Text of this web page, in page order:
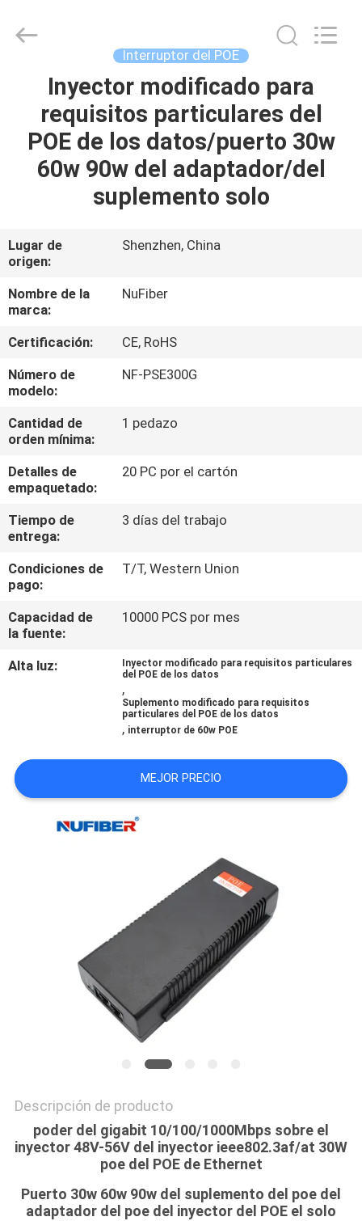
HOGAR
PRODUCTOS
NOSOTROS
VIAJE
DE
LA
FÁBRICA
CONTROL
DE
ÉNTRENOS
EN
CONTACTO
CON
NOTICIAS
MAPA
PRIVACIDAD
Rights
Interruptor del POE
Inyector modificado para
requisitos particulares del
POE de los datos/puerto 30w
60w 90w del adaptador/del
suplemento solo
Lugar de
origen:
Shenzhen, China
Nombre de la
marca:
NuFiber
Certificación:
CE, RoHS
Número de
modelo:
NF-PSE300G
Cantidad de
orden mínima:
1 pedazo
Detalles de
empaquetado:
20 PC por el cartón
Tiempo de
entrega:
3 días del trabajo
Condiciones de
pago:
T/T, Western Union
Capacidad de
la fuente:
10000 PCS por mes
Alta luz:
Inyector modificado para requisitos particulares
del POE de los datos
,
Suplemento modificado para requisitos
particulares del POE de los datos
, interruptor de 60w POE
MEJOR PRECIO
Descripción de producto
poder del gigabit 10/100/1000Mbps sobre el
inyector 48V-56V del inyector ieee802.3af/at 30W
poe del POE de Ethernet
Puerto 30w 60w 90w del suplemento del poe del
adaptador del poe del inyector del POE el solo